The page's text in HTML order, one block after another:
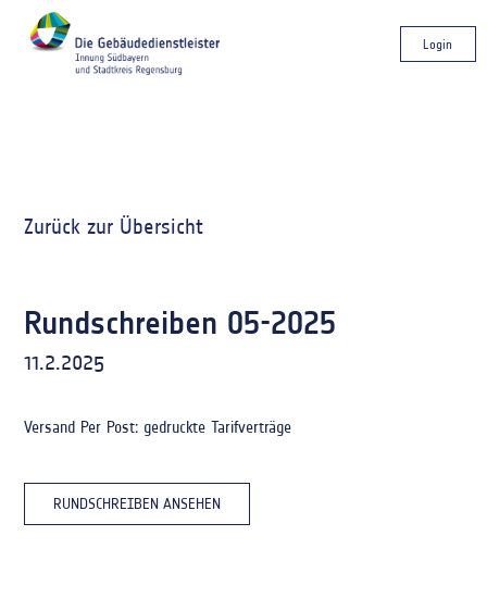
Login
Zurück zur Übersicht
Rundschreiben 05-2025
11.2.2025
Versand Per Post: gedruckte Tarifverträge
RUNDSCHREIBEN ANSEHEN